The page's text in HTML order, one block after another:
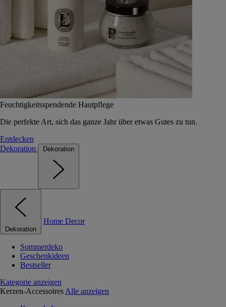
Feuchtigkeitsspendende Hautpflege
Die perfekte Art, sich das ganze Jahr über etwas Gutes zu tun.
Entdecken
Dekoration
Dekoration
Dekoration
Home Decor
Sommerdeko
Geschenkideen
Bestseller
Kategorie anzeigen
Kerzen-Accessoires Alle anzeigen